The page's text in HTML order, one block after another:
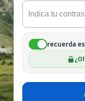
recuerda